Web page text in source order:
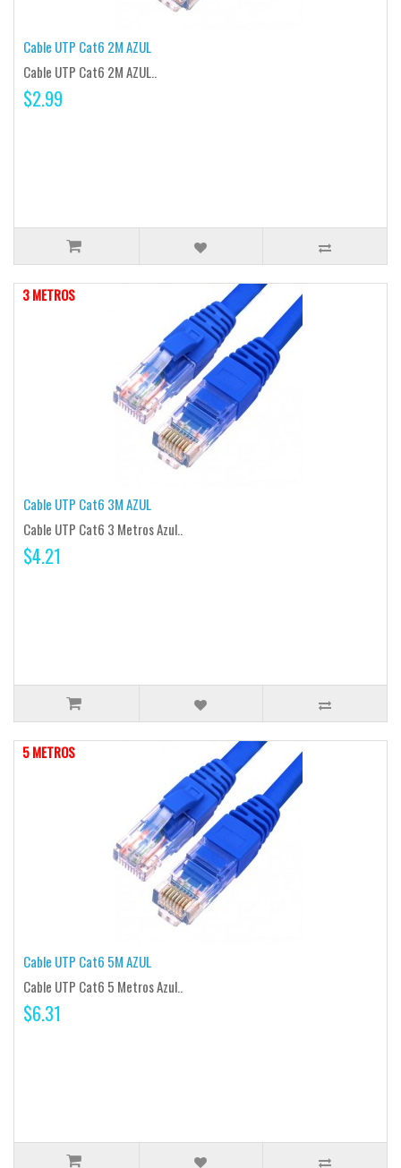
Cable UTP Cat6 2M AZUL
Cable UTP Cat6 2M AZUL..
$2.99
3 METROS
Cable UTP Cat6 3M AZUL
Cable UTP Cat6 3 Metros Azul..
$4.21
5 METROS
Cable UTP Cat6 5M AZUL
Cable UTP Cat6 5 Metros Azul..
$6.31